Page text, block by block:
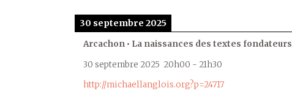
30 septembre 2025
Arcachon • La naissances des textes fondateurs
30 septembre 2025 20h00 - 21h30
http://michaellanglois.org?p=24717